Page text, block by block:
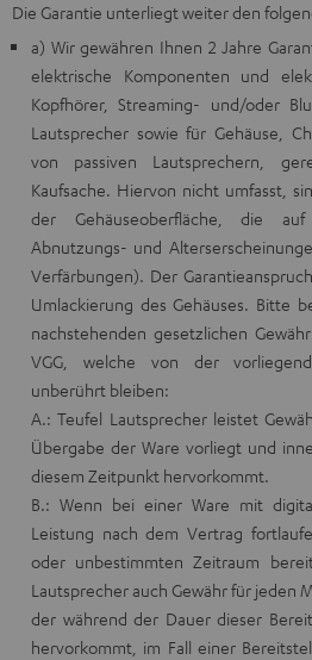
Die Garantie unterliegt weiter den
a) Wir gewähren Ihnen 2 Jahre
elektrische Komponenten und
Kopfhörer, Streaming- und/oder
Lautsprecher sowie für Gehäuse,
von passiven Lautsprechern,
Kaufsache. Hiervon nicht umfasst,
der Gehäuseoberfläche, die
Abnutzungs- und
Verfärbungen). Der
Umlackierung des Gehäuses. Bitte
nachstehenden gesetzlichen
VGG, welche von der
unberührt bleiben:
A.: Teufel Lautsprecher leistet
Übergabe der Ware vorliegt und
diesem Zeitpunkt hervorkommt.
B.: Wenn bei einer Ware mit
Leistung nach dem Vertrag
oder unbestimmten Zeitraum
Lautsprecher auch Gewähr für jeden
der während der Dauer dieser
hervorkommt, im Fall einer